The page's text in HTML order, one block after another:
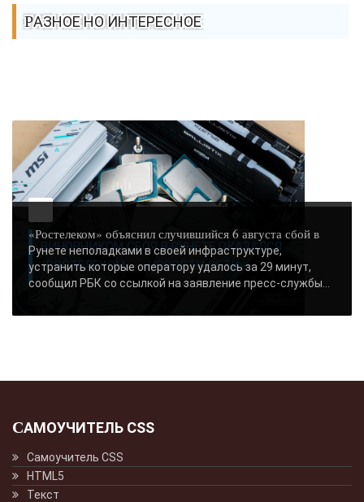
РАЗНОЕ НО ИНТЕРЕСНОЕ
ВИНОВНИКОМ СБОЯ В РУНЕТЕ ОКАЗАЛСЯ
«РОСТЕЛЕКОМ» - «НОВОСТИ СЕТИ»..
«Ростелеком» объяснил случившийся 6 августа сбой в
Рунете неполадками в своей инфраструктуре,
устранить которые оператору удалось за 29 минут,
сообщил РБК со ссылкой на заявление пресс-службы...
САМОУЧИТЕЛЬ CSS
Самоучитель CSS
HTML5
Текст